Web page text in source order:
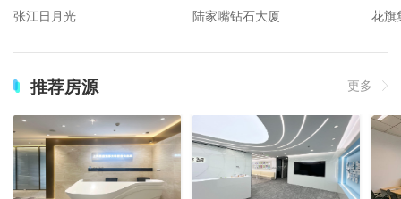
张江日月光 陆家嘴钻石大厦 花旗
推荐房源 更多